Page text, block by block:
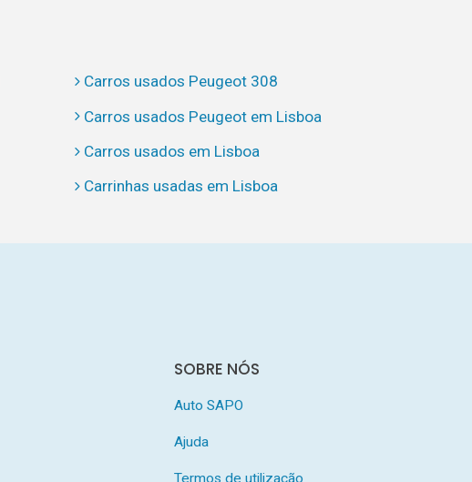
Carros usados Peugeot 308
Carros usados Peugeot em Lisboa
Carros usados em Lisboa
Carrinhas usadas em Lisboa
SOBRE NÓS
Auto SAPO
Ajuda
Termos de utilização